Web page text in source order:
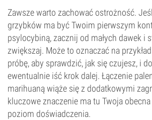
Zawsze warto zachować ostrożność.
grzybków ma być Twoim pierwszym
psylocybiną, zacznij od małych dawek i
zwiększaj. Może to oznaczać na
próbę, aby sprawdzić, jak się czujesz, i
ewentualnie iść krok dalej. Łączenie
marihuaną wiąże się z dodatkowymi
kluczowe znaczenie ma tu Twoja
poziom doświadczenia.